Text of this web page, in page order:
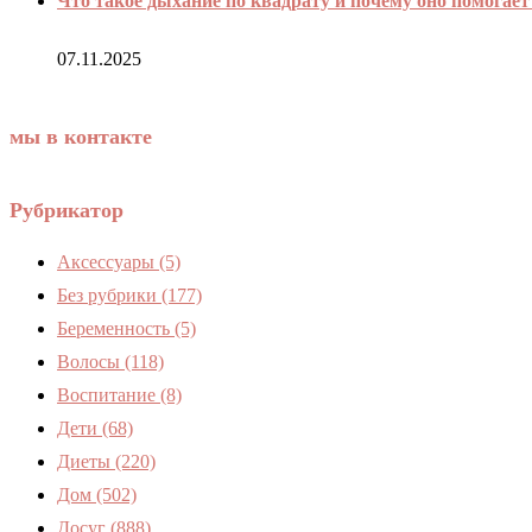
07.11.2025
мы в контакте
Рубрикатор
Аксессуары (5)
Без рубрики (177)
Беременность (5)
Волосы (118)
Воспитание (8)
Дети (68)
Диеты (220)
Дом (502)
Досуг (888)